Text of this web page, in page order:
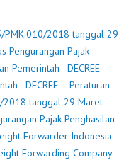
NOMOR
35/PMK.010/2018
TANGGAL
29
MARET
2018,
TENTANG
PEMBERIAN
PMK.010/2018 tanggal 29
Pengurangan Pajak
Pemerintah - DECREE
- DECREE
Peraturan
2018 tanggal 29 Maret
Pajak Penghasilan
Forwarder Indonesia
Forwarding Company